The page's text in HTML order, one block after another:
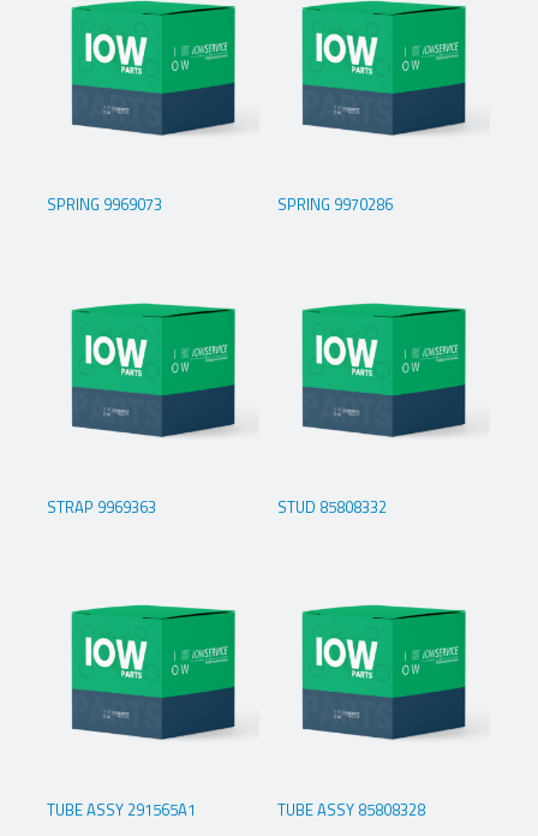
SPRING 9969073 SPRING 9970286
STRAP 9969363 STUD 85808332
TUBE ASSY 291565A1 TUBE ASSY 85808328